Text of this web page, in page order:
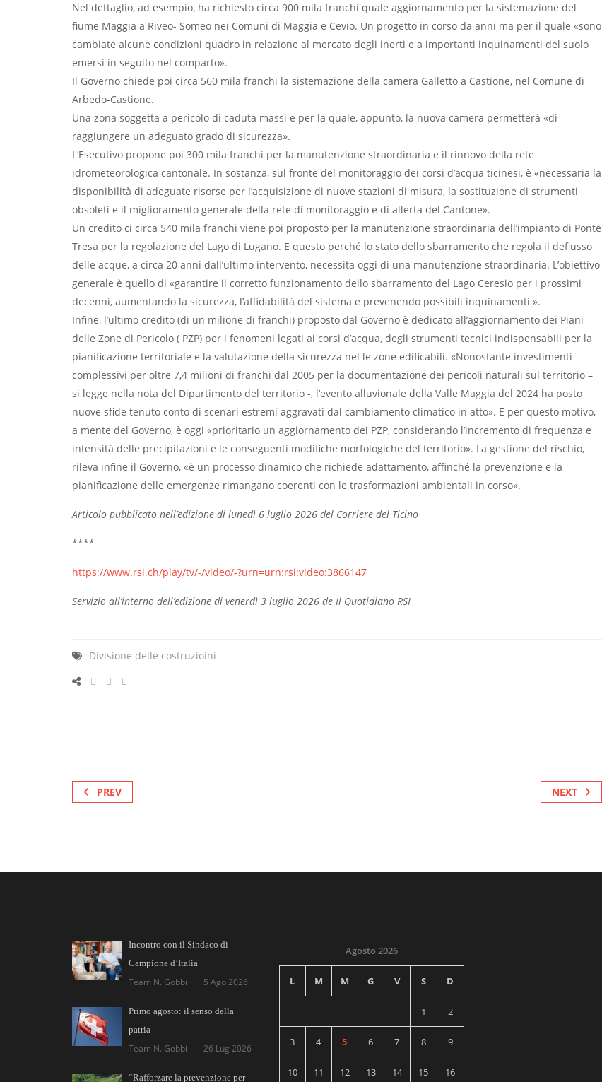
Nel dettaglio, ad esempio, ha richiesto circa 900 mila franchi quale aggiornamento per la sistemazione del
fiume Maggia a Riveo- Someo nei Comuni di Maggia e Cevio. Un progetto in corso da anni ma per il quale «sono
cambiate alcune condizioni quadro in relazione al mercato degli inerti e a importanti inquinamenti del suolo
emersi in seguito nel comparto».
Il Governo chiede poi circa 560 mila franchi la sistemazione della camera Galletto a Castione, nel Comune di
Arbedo-Castione.
Una zona soggetta a pericolo di caduta massi e per la quale, appunto, la nuova camera permetterà «di
raggiungere un adeguato grado di sicurezza».
L’Esecutivo propone poi 300 mila franchi per la manutenzione straordinaria e il rinnovo della rete
idrometeorologica cantonale. In sostanza, sul fronte del monitoraggio dei corsi d’acqua ticinesi, è «necessaria la
disponibilità di adeguate risorse per l’acquisizione di nuove stazioni di misura, la sostituzione di strumenti
obsoleti e il miglioramento generale della rete di monitoraggio e di allerta del Cantone».
Un credito ci circa 540 mila franchi viene poi proposto per la manutenzione straordinaria dell’impianto di Ponte
Tresa per la regolazione del Lago di Lugano. E questo perché lo stato dello sbarramento che regola il deflusso
delle acque, a circa 20 anni dall’ultimo intervento, necessita oggi di una manutenzione straordinaria. L’obiettivo
generale è quello di «garantire il corretto funzionamento dello sbarramento del Lago Ceresio per i prossimi
decenni, aumentando la sicurezza, l’affidabilità del sistema e prevenendo possibili inquinamenti ».
Infine, l’ultimo credito (di un milione di franchi) proposto dal Governo è dedicato all’aggiornamento dei Piani
delle Zone di Pericolo ( PZP) per i fenomeni legati ai corsi d’acqua, degli strumenti tecnici indispensabili per la
pianificazione territoriale e la valutazione della sicurezza nel le zone edificabili. «Nonostante investimenti
complessivi per oltre 7,4 milioni di franchi dal 2005 per la documentazione dei pericoli naturali sul territorio –
si legge nella nota del Dipartimento del territorio -, l’evento alluvionale della Valle Maggia del 2024 ha posto
nuove sfide tenuto conto di scenari estremi aggravati dal cambiamento climatico in atto». E per questo motivo,
a mente del Governo, è oggi «prioritario un aggiornamento dei PZP, considerando l’incremento di frequenza e
intensità delle precipitazioni e le conseguenti modifiche morfologiche del territorio». La gestione del rischio,
rileva infine il Governo, «è un processo dinamico che richiede adattamento, affinché la prevenzione e la
pianificazione delle emergenze rimangano coerenti con le trasformazioni ambientali in corso».
Articolo pubblicato nell’edizione di lunedì 6 luglio 2026 del Corriere del Ticino
****
https://www.rsi.ch/play/tv/-/video/-?urn=urn:rsi:video:3866147
Servizio all’interno dell’edizione di venerdì 3 luglio 2026 de Il Quotidiano RSI
Divisione delle costruzioini
PREV NEXT
Incontro con il Sindaco di
Campione d’Italia
Team N. Gobbi 5 Ago 2026
Primo agosto: il senso della
patria
Team N. Gobbi 26 Lug 2026
“Rafforzare la prevenzione per
Agosto 2026
L M M G V S D
1 2
3 4 5 6 7 8 9
10 11 12 13 14 15 16